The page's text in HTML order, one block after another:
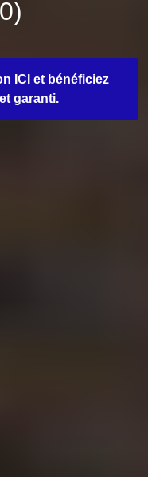
ICI et bénéficiez
garanti.